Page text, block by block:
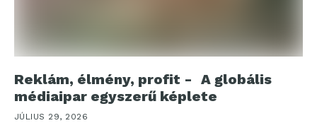
Reklám, élmény, profit - A globális
médiaipar egyszerű képlete
JÚLIUS 29, 2026